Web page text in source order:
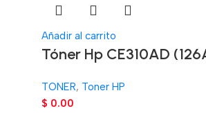
Añadir al carrito
Tóner Hp CE310AD
TONER, Toner HP
$ 0.00